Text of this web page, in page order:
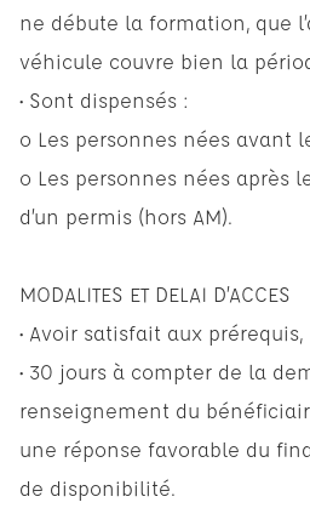
ne débute la formation, que
véhicule couvre bien la
• Sont dispensés :
o Les personnes nées avant
o Les personnes nées après
d’un permis (hors AM).
MODALITES ET DELAI D’ACCES
• Avoir satisfait aux prérequis,
• 30 jours à compter de la
renseignement du
une réponse favorable du
de disponibilité.